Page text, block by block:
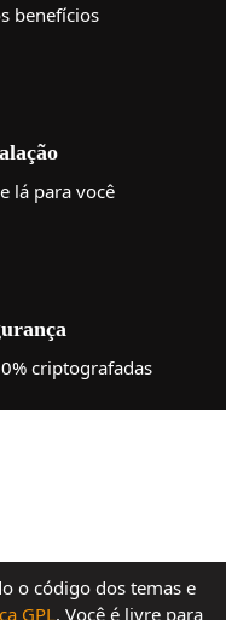
benefícios
lá para você
criptografadas
o código dos temas e
GPL. Você é livre para